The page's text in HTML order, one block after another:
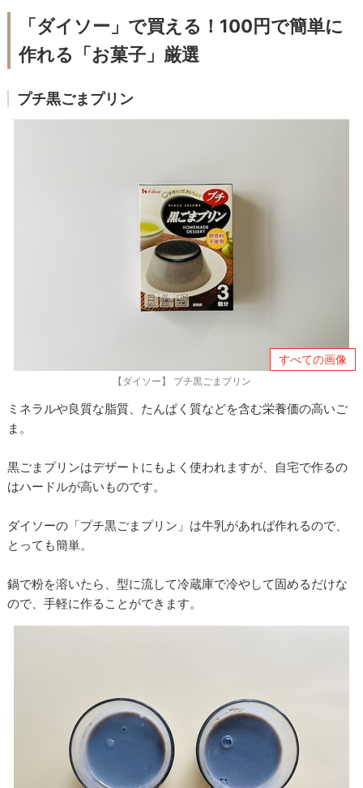
「ダイソー」で買える！100円で簡単に
作れる「お菓子」厳選
プチ黒ごまプリン
すべての画像
【ダイソー】 プチ黒ごまプリン
ミネラルや良質な脂質、たんぱく質などを含む栄養価の高いご
ま。
黒ごまプリンはデザートにもよく使われますが、自宅で作るの
はハードルが高いものです。
ダイソーの「プチ黒ごまプリン」は牛乳があれば作れるので、
とっても簡単。
鍋で粉を溶いたら、型に流して冷蔵庫で冷やして固めるだけな
ので、手軽に作ることができます。